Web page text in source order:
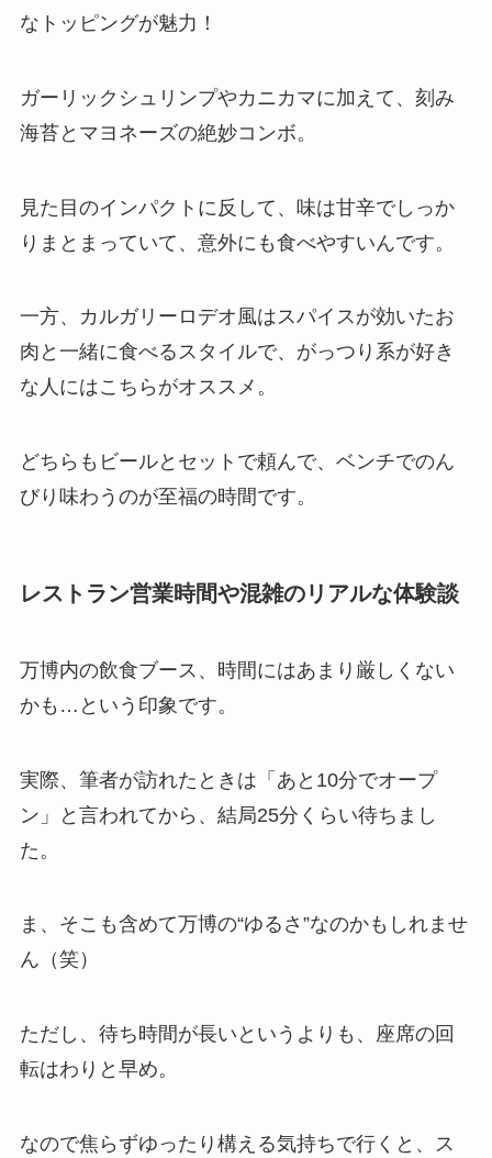
なトッピングが魅力！
ガーリックシュリンプやカニカマに加えて、刻み
海苔とマヨネーズの絶妙コンボ。
見た目のインパクトに反して、味は甘辛でしっか
りまとまっていて、意外にも食べやすいんです。
一方、カルガリーロデオ風はスパイスが効いたお
肉と一緒に食べるスタイルで、がっつり系が好き
な人にはこちらがオススメ。
どちらもビールとセットで頼んで、ベンチでのん
びり味わうのが至福の時間です。
レストラン営業時間や混雑のリアルな体験談
万博内の飲食ブース、時間にはあまり厳しくない
かも…という印象です。
実際、筆者が訪れたときは「あと10分でオープ
ン」と言われてから、結局25分くらい待ちまし
た。
ま、そこも含めて万博の“ゆるさ”なのかもしれませ
ん（笑）
ただし、待ち時間が長いというよりも、座席の回
転はわりと早め。
なので焦らずゆったり構える気持ちで行くと、ス